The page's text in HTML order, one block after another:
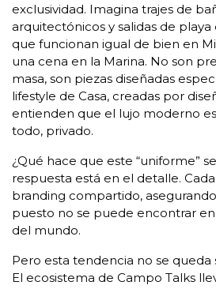
exclusividad. Imagina trajes de
arquitectónicos y salidas de playa
que funcionan igual de bien en
una cena en la Marina. No son
masa, son piezas diseñadas
lifestyle de Casa, creadas por
entienden que el lujo moderno
todo, privado.
¿Qué hace que este “uniforme”
respuesta está en el detalle.
branding compartido,
puesto no se puede encontrar
del mundo.
Pero esta tendencia no se queda
El ecosistema de Campo Talks